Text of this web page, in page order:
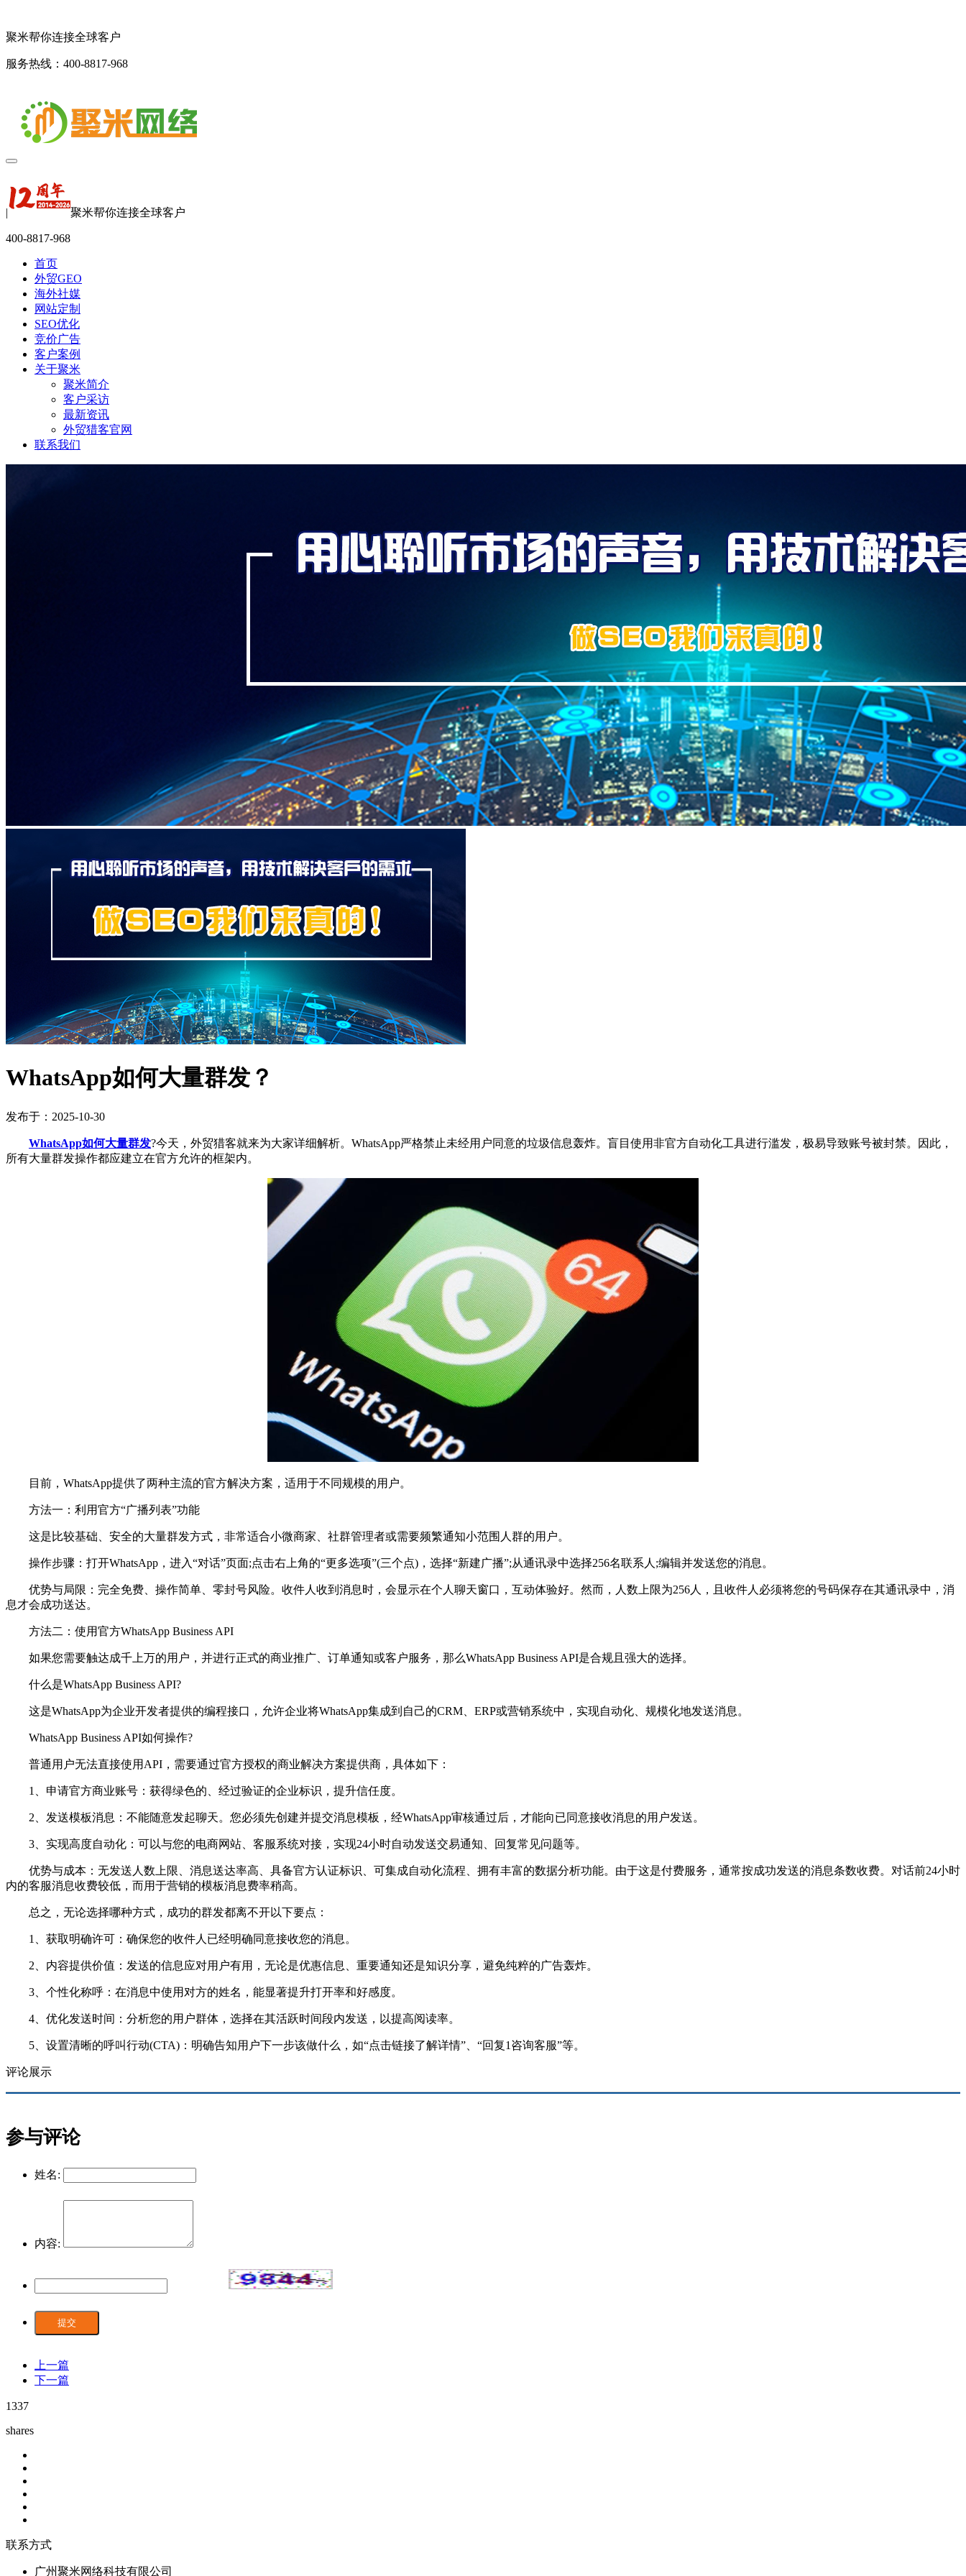
聚米帮你连接全球客户
服务热线：400-8817-968
| 聚米帮你连接全球客户
400-8817-968
首页
外贸GEO
海外社媒
网站定制
SEO优化
竞价广告
客户案例
关于聚米
聚米简介
客户采访
最新资讯
外贸猎客官网
联系我们
WhatsApp如何大量群发？
发布于：2025-10-30
WhatsApp如何大量群发?今天，外贸猎客就来为大家详细解析。WhatsApp严格禁止未经用户同意的垃圾信息轰炸。盲目使用非官方自动化工具进行滥发，极易导致账号被封禁。因此，
所有大量群发操作都应建立在官方允许的框架内。
目前，WhatsApp提供了两种主流的官方解决方案，适用于不同规模的用户。
方法一：利用官方“广播列表”功能
这是比较基础、安全的大量群发方式，非常适合小微商家、社群管理者或需要频繁通知小范围人群的用户。
操作步骤：打开WhatsApp，进入“对话”页面;点击右上角的“更多选项”(三个点)，选择“新建广播”;从通讯录中选择256名联系人;编辑并发送您的消息。
优势与局限：完全免费、操作简单、零封号风险。收件人收到消息时，会显示在个人聊天窗口，互动体验好。然而，人数上限为256人，且收件人必须将您的号码保存在其通讯录中，消
息才会成功送达。
方法二：使用官方WhatsApp Business API
如果您需要触达成千上万的用户，并进行正式的商业推广、订单通知或客户服务，那么WhatsApp Business API是合规且强大的选择。
什么是WhatsApp Business API?
这是WhatsApp为企业开发者提供的编程接口，允许企业将WhatsApp集成到自己的CRM、ERP或营销系统中，实现自动化、规模化地发送消息。
WhatsApp Business API如何操作?
普通用户无法直接使用API，需要通过官方授权的商业解决方案提供商，具体如下：
1、申请官方商业账号：获得绿色的、经过验证的企业标识，提升信任度。
2、发送模板消息：不能随意发起聊天。您必须先创建并提交消息模板，经WhatsApp审核通过后，才能向已同意接收消息的用户发送。
3、实现高度自动化：可以与您的电商网站、客服系统对接，实现24小时自动发送交易通知、回复常见问题等。
优势与成本：无发送人数上限、消息送达率高、具备官方认证标识、可集成自动化流程、拥有丰富的数据分析功能。由于这是付费服务，通常按成功发送的消息条数收费。对话前24小时
内的客服消息收费较低，而用于营销的模板消息费率稍高。
总之，无论选择哪种方式，成功的群发都离不开以下要点：
1、获取明确许可：确保您的收件人已经明确同意接收您的消息。
2、内容提供价值：发送的信息应对用户有用，无论是优惠信息、重要通知还是知识分享，避免纯粹的广告轰炸。
3、个性化称呼：在消息中使用对方的姓名，能显著提升打开率和好感度。
4、优化发送时间：分析您的用户群体，选择在其活跃时间段内发送，以提高阅读率。
5、设置清晰的呼叫行动(CTA)：明确告知用户下一步该做什么，如“点击链接了解详情”、“回复1咨询客服”等。
评论展示
参与评论
姓名:
内容:
提交
上一篇
下一篇
1337
shares
联系方式
广州聚米网络科技有限公司